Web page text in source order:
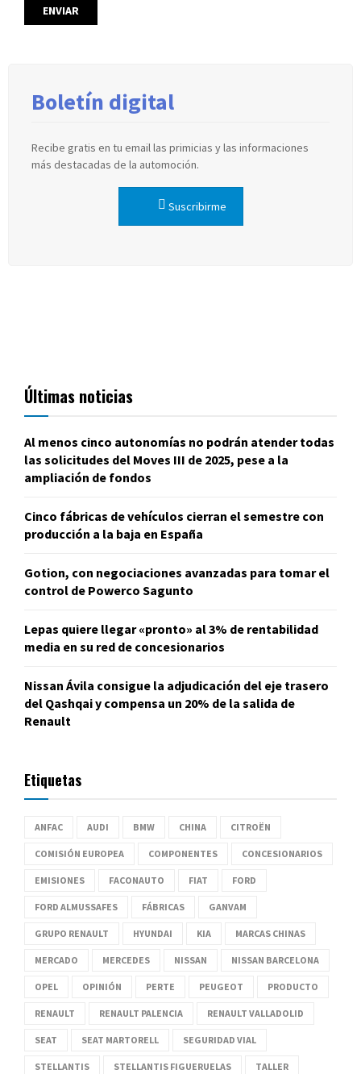
Boletín digital
Recibe gratis en tu email las primicias y las informaciones
más destacadas de la automoción.
Suscribirme
Últimas noticias
Al menos cinco autonomías no podrán atender todas
las solicitudes del Moves III de 2025, pese a la
ampliación de fondos
Cinco fábricas de vehículos cierran el semestre con
producción a la baja en España
Gotion, con negociaciones avanzadas para tomar el
control de Powerco Sagunto
Lepas quiere llegar «pronto» al 3% de rentabilidad
media en su red de concesionarios
Nissan Ávila consigue la adjudicación del eje trasero
del Qashqai y compensa un 20% de la salida de
Renault
Etiquetas
ANFAC AUDI BMW CHINA CITROËN
COMISIÓN EUROPEA COMPONENTES CONCESIONARIOS
EMISIONES FACONAUTO FIAT FORD
FORD ALMUSSAFES FÁBRICAS GANVAM
GRUPO RENAULT HYUNDAI KIA MARCAS CHINAS
MERCADO MERCEDES NISSAN NISSAN BARCELONA
OPEL OPINIÓN PERTE PEUGEOT PRODUCTO
RENAULT RENAULT PALENCIA RENAULT VALLADOLID
SEAT SEAT MARTORELL SEGURIDAD VIAL
STELLANTIS STELLANTIS FIGUERUELAS TALLER